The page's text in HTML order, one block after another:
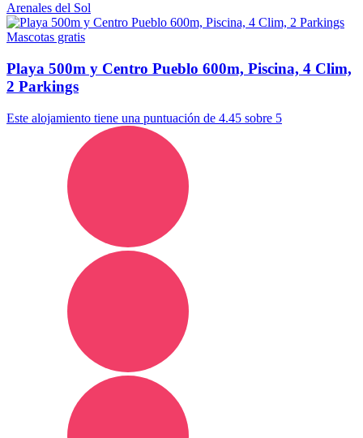
Arenales del Sol
Mascotas gratis
Playa 500m y Centro Pueblo 600m, Piscina, 4 Clim,
2 Parkings
Este alojamiento tiene una puntuación de 4.45 sobre 5